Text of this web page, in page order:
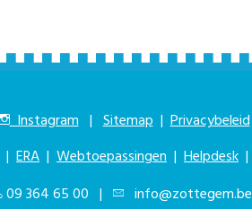
Instagram | Sitemap |Privacybeleid
| ERA | Webtoepassingen | Helpdesk |
09 364 65 00 | info@zottegem.be